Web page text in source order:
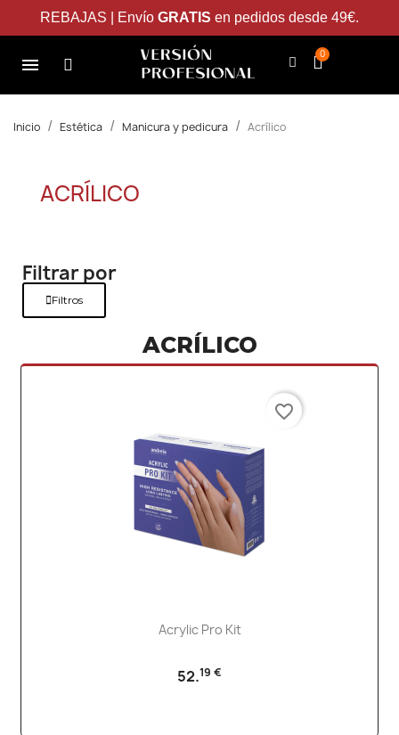
REBAJAS | Envío GRATIS en pedidos desde 49€.
Inicio Estética Manicura y pedicura Acrílico
ACRÍLICO
Filtrar por
Filtros
ACRÍLICO
Acrylic Pro Kit
52.19 €
favorite_border